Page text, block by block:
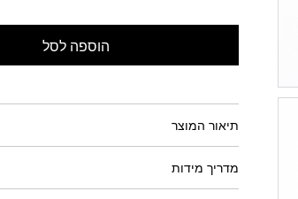
הוספה לסל
תיאור המוצר
מדריך מידות